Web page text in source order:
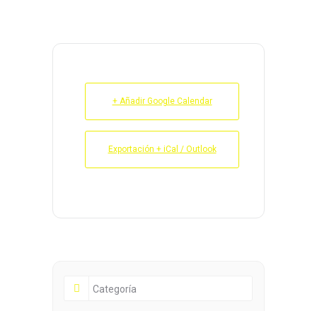
+ Añadir Google Calendar
Exportación + iCal / Outlook